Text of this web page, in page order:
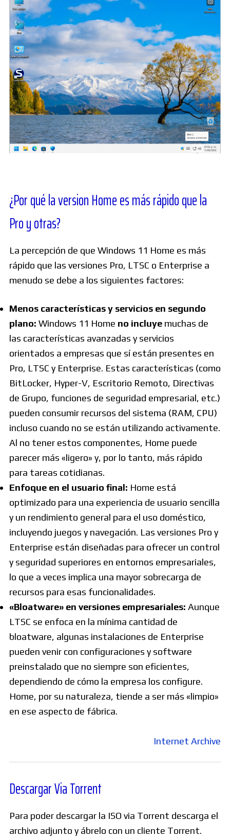
¿Por qué la version Home es más rápido que la
Pro y otras?
La percepción de que Windows 11 Home es más
rápido que las versiones Pro, LTSC o Enterprise a
menudo se debe a los siguientes factores:
Menos características y servicios en segundo
plano: Windows 11 Home no incluye muchas de
las características avanzadas y servicios
orientados a empresas que sí están presentes en
Pro, LTSC y Enterprise. Estas características (como
BitLocker, Hyper-V, Escritorio Remoto, Directivas
de Grupo, funciones de seguridad empresarial, etc.)
pueden consumir recursos del sistema (RAM, CPU)
incluso cuando no se están utilizando activamente.
Al no tener estos componentes, Home puede
parecer más «ligero» y, por lo tanto, más rápido
para tareas cotidianas.
Enfoque en el usuario final: Home está
optimizado para una experiencia de usuario sencilla
y un rendimiento general para el uso doméstico,
incluyendo juegos y navegación. Las versiones Pro y
Enterprise están diseñadas para ofrecer un control
y seguridad superiores en entornos empresariales,
lo que a veces implica una mayor sobrecarga de
recursos para esas funcionalidades.
«Bloatware» en versiones empresariales: Aunque
LTSC se enfoca en la mínima cantidad de
bloatware, algunas instalaciones de Enterprise
pueden venir con configuraciones y software
preinstalado que no siempre son eficientes,
dependiendo de cómo la empresa los configure.
Home, por su naturaleza, tiende a ser más «limpio»
en ese aspecto de fábrica.
Internet Archive
Descargar Via Torrent
Para poder descargar la ISO via Torrent descarga el
archivo adjunto y ábrelo con un cliente Torrent.